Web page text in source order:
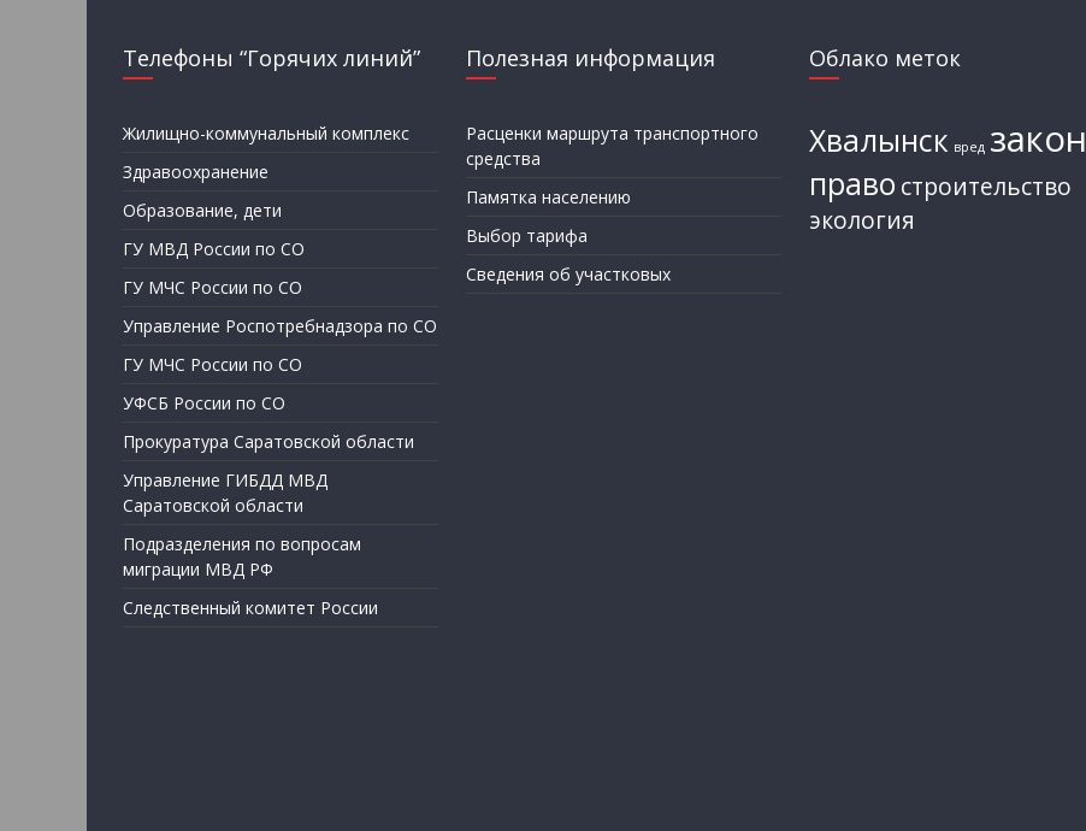
Телефоны “Горячих линий”
Жилищно-коммунальный комплекс
Здравоохранение
Образование, дети
ГУ МВД России по СО
ГУ МЧС России по СО
Управление Роспотребнадзора по СО
ГУ МЧС России по СО
УФСБ России по СО
Прокуратура Саратовской области
Управление ГИБДД МВД
Саратовской области
Подразделения по вопросам
миграции МВД РФ
Следственный комитет России
Полезная информация
Расценки маршрута транспортного
средства
Памятка населению
Выбор тарифа
Сведения об участковых
Облако меток
Хвалынск вред закон
право строительство
экология